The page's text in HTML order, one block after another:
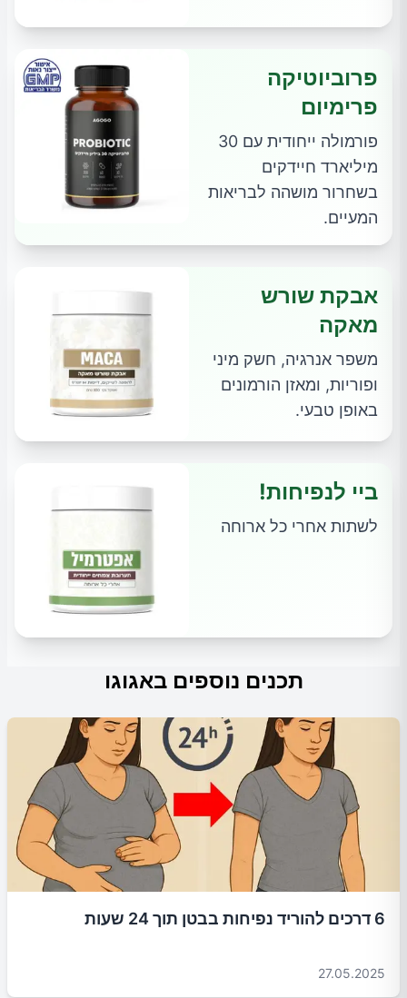
פרוביוטיקה
פרימיום
פורמולה ייחודית עם 30
מיליארד חיידקים
בשחרור מושהה לבריאות
המעיים.
אבקת שורש
מאקה
משפר אנרגיה, חשק מיני
ופוריות, ומאזן הורמונים
באופן טבעי.
ביי לנפיחות!
לשתות אחרי כל ארוחה
תכנים נוספים באגוגו
6 דרכים להוריד נפיחות בבטן תוך 24 שעות
27.05.2025